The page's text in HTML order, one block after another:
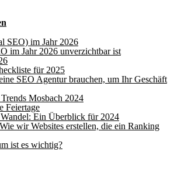
SEO) im Jahr 2026
im Jahr 2026 unverzichtbar ist
für 2025
SEO Agentur brauchen, um Ihr Geschäft
Mosbach 2024
Feiertage
Ein Überblick für 2024
wir Websites erstellen, die ein Ranking
ist es wichtig?